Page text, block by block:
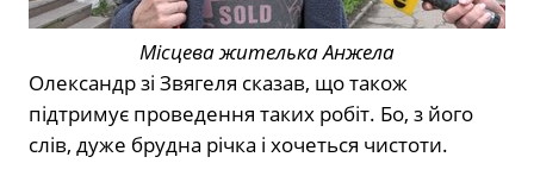
Місцева жителька Анжела
Олександр зі Звягеля сказав, що також
підтримує проведення таких робіт. Бо, з його
слів, дуже брудна річка і хочеться чистоти.